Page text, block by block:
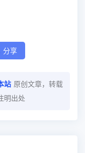
分享
站 原创文章，转载
明出处